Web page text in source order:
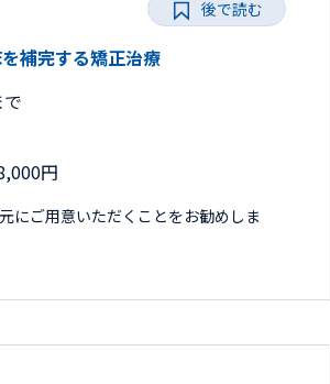
補完する矯正治療
円
にご用意いただくことをお勧めしま
後で読む